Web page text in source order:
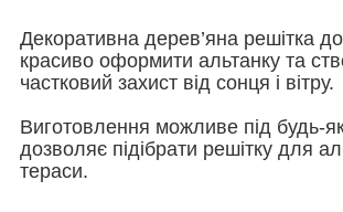
Декоративна дерев’яна решітка
красиво оформити альтанку та
частковий захист від сонця і вітру.
Виготовлення можливе під будь-
дозволяє підібрати решітку для
тераси.